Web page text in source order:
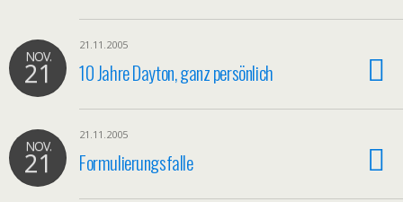
NOV.
21
21.11.2005
10 Jahre Dayton, ganz persönlich
NOV.
21
21.11.2005
Formulierungsfalle